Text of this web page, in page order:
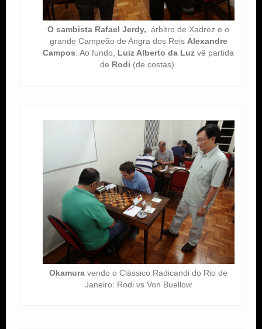
O sambista Rafael Jerdy, árbitro de Xadrez e o
grande Campeão de Angra dos Reis Alexandre
Campos. Ao fundo, Luiz Alberto da Luz vê partida
de Rodi (de costas).
Okamura vendo o Clássico Radicandi do Rio de
Janeiro: Rodi vs Von Buellow